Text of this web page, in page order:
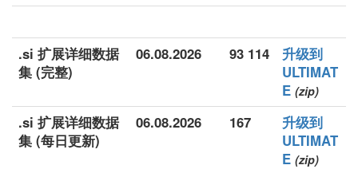
.si 扩展详细数据
集 (完整)
06.08.2026 93 114
升级到
ULTIMAT
E (zip)
.si 扩展详细数据
集 (每日更新)
06.08.2026 167
升级到
ULTIMAT
E (zip)